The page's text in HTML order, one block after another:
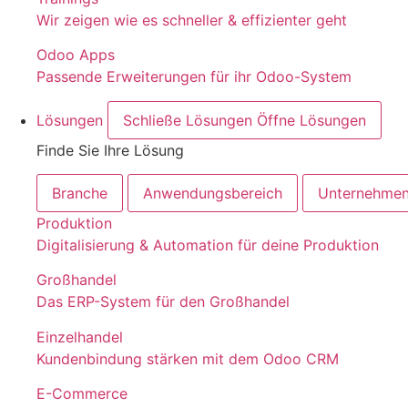
Wir zeigen wie es schneller & effizienter geht
Odoo Apps
Passende Erweiterungen für ihr Odoo-System
Lösungen Schließe Lösungen Öffne Lösungen
Finde Sie Ihre Lösung
Branche Anwendungsbereich
Produktion
Digitalisierung & Automation für deine Produktion
Großhandel
Das ERP-System für den Großhandel
Einzelhandel
Kundenbindung stärken mit dem Odoo CRM
E-Commerce